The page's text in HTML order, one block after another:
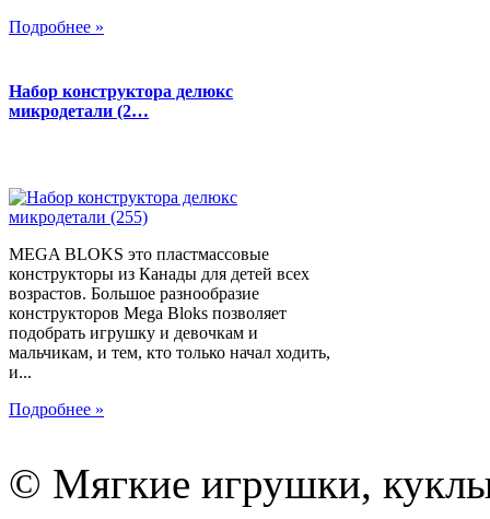
Подробнее »
Набор конструктора делюкс
микродетали (2…
MEGA BLOKS это пластмассовые
конструкторы из Канады для детей всех
возрастов. Большое разнообразие
конструкторов Mega Bloks позволяет
подобрать игрушку и девочкам и
мальчикам, и тем, кто только начал ходить,
и...
Подробнее »
© Мягкие игрушки,